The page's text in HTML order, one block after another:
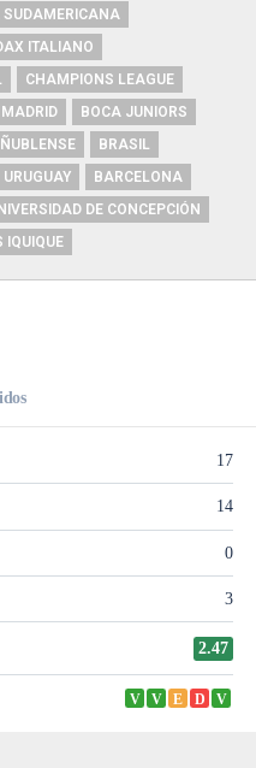
SUDAMERICANA
ITALIANO
CHAMPIONS LEAGUE
BOCA JUNIORS
ÑUBLENSE
BRASIL
URUGUAY
BARCELONA
DE CONCEPCIÓN
IQUIQUE